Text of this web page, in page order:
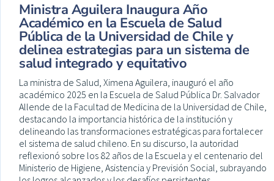
Ministra Aguilera Inaugura Año
Académico en la Escuela de Salud
Pública de la Universidad de Chile y
delinea estrategias para un sistema de
salud integrado y equitativo
La ministra de Salud, Ximena Aguilera, inauguró el año
académico 2025 en la Escuela de Salud Pública Dr. Salvador
Allende de la Facultad de Medicina de la Universidad de Chile,
destacando la importancia histórica de la institución y
delineando las transformaciones estratégicas para fortalecer
el sistema de salud chileno. En su discurso, la autoridad
reflexionó sobre los 82 años de la Escuela y el centenario del
Ministerio de Higiene, Asistencia y Previsión Social, subrayando